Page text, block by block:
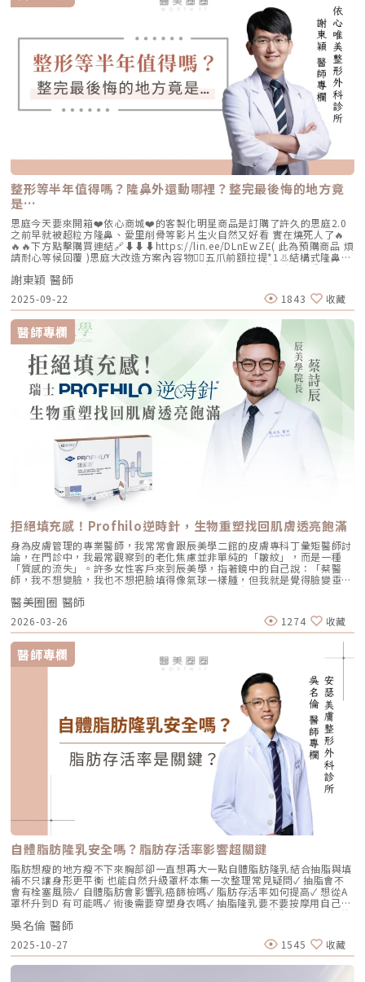
復興北路50號2樓電話：02-8772-6625
整形等半年值得嗎？隆鼻外還動哪裡？整完最後悔的地方竟
是…
思庭今天要來開箱❤️依心商城❤️的客製化明星商品是訂購了許久的思庭2.0
之前早就被超粒方隆鼻、愛里削骨等影片生火自然又好看 實在燒死人了🔥
🔥🔥下方點擊購買連結🔗⬇️⬇️⬇️https://lin.ee/DLnEwZE( 此為預購商品 煩
請耐心等候回覆 )思庭大改造方案內容物💁‍♀️五爪前額拉提*1👃結構式隆鼻*1
(加購縮鼻翼、敲鼻骨、貴族手術)👄微笑嘴角*1 (加購嘴邊肉拉提)重點摘
要：00:00 搶先看⚡⚡01:43 開箱手術方案內容物02:02 上臉眉眼分析 : 五
爪前額拉提02:36 中臉隆鼻分析 : 結構式隆鼻合併貴族手術03:58 下臉唇巴
分析 : 微笑嘴角+嘴扁肉拉提04:43 華麗買家秀05:25 五星好評分享
⭐⭐⭐⭐⭐▸▸歡迎合作洽談：followheart.marketing@gmail.com◂◂依心唯
美整形外科診所地址｜台北市信義區基隆路二段15號2樓電話｜（02）
2345-6777官方網站｜https://www.followheart.com.tw/官方諮詢｜
https://follow-heart.com/line臉書粉專｜https://follow-
heart.com/case_fbIG追起來｜https://follow-
heart.com/case_igWeChat ID｜Dr_followheart
謝東穎 醫師
2025-09-22 1843 收藏
醫師專欄
拒絕填充感！Profhilo逆時針，生物重塑找回肌膚透亮飽滿
身為皮膚管理的專業醫師，我常常會跟辰美學二館的皮膚專科丁彙矩醫師討
論，在門診中，我最常觀察到的老化焦慮並非單純的「皺紋」，而是一種
「質感的流失」。許多女性客戶來到辰美學，指著鏡中的自己說：「蔡醫
師，我不想變臉，我也不想把臉填得像氣球一樣腫，但我就是覺得臉變垂
了、乾了，看起來很累。」這種「累感」，往往來自於肌膚真皮層結構的崩
解。過去我們習慣用玻尿酸去「填補」凹陷，或是用電音波去「緊緻」皮
表，但在這兩者之間，其實存在著一個關鍵的空白區：生物重塑（Bio-
Remodeling）。這就是為什麼我對 Profhilo 逆時針（俗稱：璞菲洛）情
有獨鍾的原因。一、 重新定義抗老：為什麼妳需要的是「重塑」而非「填
充」？在深入了解 Profhilo逆時針 之前，我們必須先釐清肌膚老化的本
質。肌膚的年輕度由真皮層的三大支柱決定：水份、膠原蛋白
（Collagen）以及彈力蛋白（Elastin）。多數人對膠原蛋白耳熟能詳，它
就像建築物的「鋼筋水泥」，負責撐起皮膚的厚度與體積；然而，讓肌膚在
做表情後能迅速回彈、維持組織張力的關鍵，其實是彈力蛋白。彈力蛋白就
像支撐鋼筋的「橡皮筋」，不幸的是，人體在青春期過後，彈力蛋白的合成
速度就會大幅下降。當彈力蛋白流失，肌膚就會像失去彈性的鬆緊帶，出現
細紋、毛孔粗大、甚至是難以處理的「鬆弛型下垂」。傳統玻尿酸屬於「填
充型」，主要目的是增加體積（Volumizing），如果過度施打，容易造成
面部僵硬或「醫美臉」。而 Profhilo 逆時針的誕生，是為了從細胞底層進
行「修復與重塑」，讓皮膚自己找回年輕時的彈性。二、 Profhilo 逆時針
的科學核心：NAHYCO™ 專利技術Profhilo逆時針來自瑞士著名的 IBSA 製
藥集團。身為專業醫師，我非常看重產品的「純淨度」與「穩定性」。
Profhilo 之所以能在國際醫美界佔有一席之地，在於其革命性的
NAHYCO™ 專利熱融合技術。1. 醫學界的「純淨」突破：無化學交聯劑一
般玻尿酸為了維持在體內的時間，必須添加化學交聯劑（如 BDDE）。雖然
這在合法範圍內是安全的，但對於過敏體質或追求極致天然的客戶來說，仍
存在延遲性發炎的風險。Profhilo逆時針 透過精確的加熱與降溫製程，讓
高分子與低分子玻尿酸產生自然的氫鍵鍵結，完全不含 BDDE。這意味著它
具備極高的「生物相容性」，注射後能與人體組織完美融合。2. 高低分子玻
尿酸的「黃金比例」Profhilo 含有目前市面上極高濃度的玻尿酸
（64mg/2ml），它結合了： 高分子量玻尿酸（H-HA）：提供穩定的物理
支撐與深層鎖水，改善鬆弛。 低分子量玻尿酸（L-HA）：作為傳遞信號的
分子，直接活化真皮層內的纖維母細胞，誘導膠原蛋白與彈力蛋白新生。這
種「1+1 > 2」的協同作用，讓 Profhilo 在進入皮膚後，能像液態電波一
樣迅速擴散，全面性地改善膚質。三、 3 種細胞與 5 種蛋白：解開「液態
電波」的逆齡關鍵在辰美學的診間，我常跟客戶解釋，Profhilo 就像是為
肌膚施加了一種「啟動指令」。它不僅僅是補水，而是啟動了「3+5 逆齡機
制」： 活化 3 種關鍵細胞： 纖維母細胞：這是皮膚的「膠原工廠」。 角質
醫美圈圈 醫師
2026-03-26 1274 收藏
醫師專欄
自體脂肪隆乳安全嗎？脂肪存活率影響超關鍵
脂肪想瘦的地方瘦不下來胸部卻一直想再大一點自體脂肪隆乳結合抽脂與填
補不只讓身形更平衡 也能自然升級罩杯本集一次整理常見疑問✓ 抽脂會不
會有栓塞風險✓ 自體脂肪會影響乳癌篩檢嗎✓ 脂肪存活率如何提高✓ 想從A
罩杯升到D 有可能嗎✓ 術後需要穿塑身衣嗎✓ 抽脂隆乳要不要按摩用自己的
脂肪 打造柔軟真實的胸型適合誰 怎麼做 最有效將給妳完整觀念與安心評估
依據重點摘要：0:00 #她說他說0:40 #自體脂肪隆乳v.s.#假體隆乳 想要哪
一樣？1:02 關於手術安全性 #自體隆乳2:12 不同的抽脂方式 #脂肪存活率
會一樣嗎？3:16 關於抽脂安全 #脂肪栓塞問題 ？4:09 關於手術安全性 #矽
膠隆乳相關影片：• 罩杯升級前必看，自體脂肪豐胸解析！ EP20• 男生
女乳好尷尬，胸部困擾的隱藏原因你有嗎？ EP24• 抽就對了？抽脂局部雕
吳名倫 醫師
2025-10-27 1545 收藏